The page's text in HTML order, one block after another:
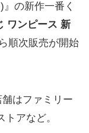
の新作一番く
ワンピース 新
順次販売が開始
はファミリー
アなど。